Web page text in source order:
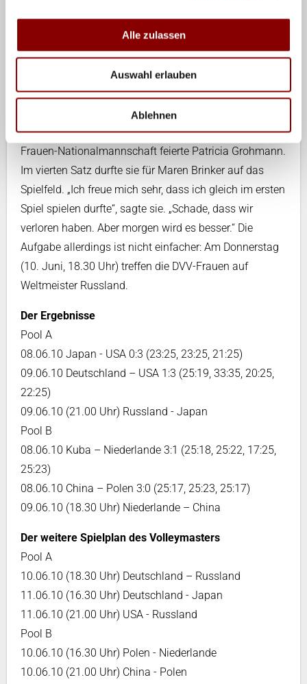
Alle zulassen
Auswahl erlauben
Ablehnen
Foto Conny Kurth: Feierte ein gelungenes Debüt bei den
DVV-Frauen: Patricia Grohmann.
Ein mit viel Aufregung verbundenes Debüt in der
Frauen-Nationalmannschaft feierte Patricia Grohmann.
Im vierten Satz durfte sie für Maren Brinker auf das
Spielfeld. „Ich freue mich sehr, dass ich gleich im ersten
Spiel spielen durfte“, sagte sie. „Schade, dass wir
verloren haben. Aber morgen wird es besser.“ Die
Aufgabe allerdings ist nicht einfacher: Am Donnerstag
(10. Juni, 18.30 Uhr) treffen die DVV-Frauen auf
Weltmeister Russland.
Der Ergebnisse
Pool A
08.06.10 Japan - USA 0:3 (23:25, 23:25, 21:25)
09.06.10 Deutschland – USA 1:3 (25:19, 33:35, 20:25,
22:25)
09.06.10 (21.00 Uhr) Russland - Japan
Pool B
08.06.10 Kuba – Niederlande 3:1 (25:18, 25:22, 17:25,
25:23)
08.06.10 China – Polen 3:0 (25:17, 25:23, 25:17)
09.06.10 (18.30 Uhr) Niederlande – China
Der weitere Spielplan des Volleymasters
Pool A
10.06.10 (18.30 Uhr) Deutschland – Russland
11.06.10 (16.30 Uhr) Deutschland - Japan
11.06.10 (21.00 Uhr) USA - Russland
Pool B
10.06.10 (16.30 Uhr) Polen - Niederlande
10.06.10 (21.00 Uhr) China - Polen